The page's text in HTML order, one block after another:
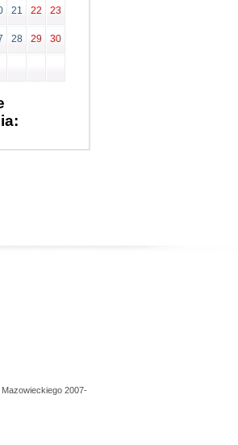
21 22 23
28 29 30
2007-